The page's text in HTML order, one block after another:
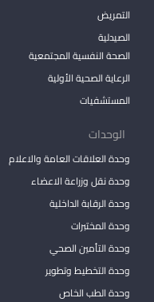
التمريض
الصيدلية
الصحة النفسية المجتمعية
الرعاية الصحية الأولية
المستشفيات
الوحدات
وحدة العلاقات العامة والاعلام
وحدة نقل وزراعة الاعضاء
وحدة الرقابة الداخلية
وحدة المختبرات
وحدة التأمين الصحي
وحدة التخطيط وتطوير
وحدة الطب الخاص